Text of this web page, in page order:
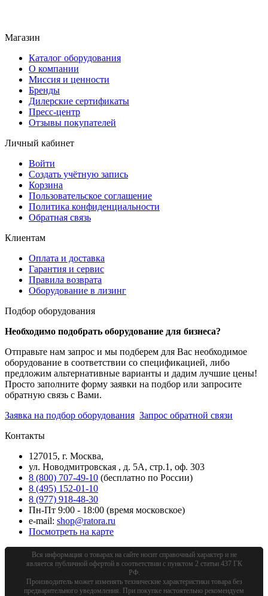
Магазин
Каталог оборудования
О компании
Миссия и ценности
Бренды
Дилерские сертификаты
Пресс-центр
Отзывы покупателей
Личный кабинет
Войти
Создать учётную запись
Корзина
Пользовательское соглашение
Политика конфиденциальности
Обратная связь
Клиентам
Оплата и доставка
Гарантия и сервис
Правила возврата
Оборудование в лизинг
Подбор оборудования
Необходимо подобрать оборудование для бизнеса?
Отправьте нам запрос и мы подберем для Вас необходимое
оборудование в соответствии со спецификацией, либо
предложим альтернативные варианты и дадим лучшие цены!
Просто заполните форму заявки на подбор или запросите
обратную связь с Вами.
Заявка на подбор оборудования Запрос обратной связи
Контакты
127015, г. Москва,
ул. Новодмитровская , д. 5А, стр.1, оф. 303
8 (800) 707-49-10 (бесплатно по России)
8 (495) 152-01-10
8 (977) 918-48-30
Пн-Пт 9:00 - 18:00 (время московское)
e-mail: shop@ratora.ru
Посмотреть на карте
Вся информация о товарах на сайте носит справочный характер и не
является публичной офертой в соответствии с пунктом 2 статьи 437 ГК
РФ.
Производитель может изменять технические характеристики товара без
предварительного уведомления. При покупке настоятельно рекомендуем